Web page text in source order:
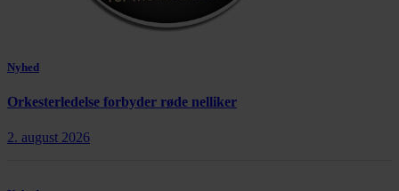
Nyhed
Orkesterledelse forbyder røde nelliker
2. august 2026